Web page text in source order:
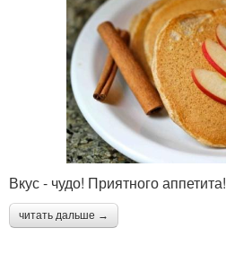
Вкус - чудо! Приятного аппетита!
читать дальше →